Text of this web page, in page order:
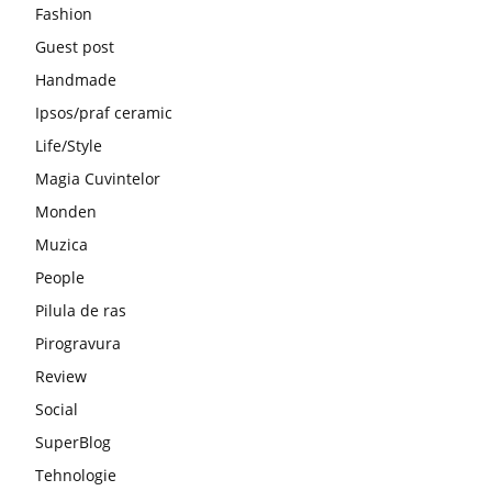
Fashion
Guest post
Handmade
Ipsos/praf ceramic
Life/Style
Magia Cuvintelor
Monden
Muzica
People
Pilula de ras
Pirogravura
Review
Social
SuperBlog
Tehnologie